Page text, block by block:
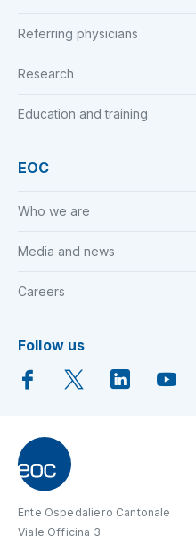
Referring physicians
Research
Education and training
EOC
Who we are
Media and news
Careers
Follow us
Ente Ospedaliero Cantonale
Viale Officina 3